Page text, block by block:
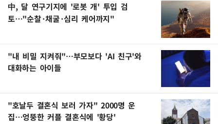
中, 달 연구기지에 '로봇 개' 투입 검
토…"순찰·채굴·심리 케어까지"
"내 비밀 지켜줘"…부모보다 'AI 친구'와
대화하는 아이들
"호날두 결혼식 보러 가자" 2000명 운
집…엉뚱한 커플 결혼식에 '황당'